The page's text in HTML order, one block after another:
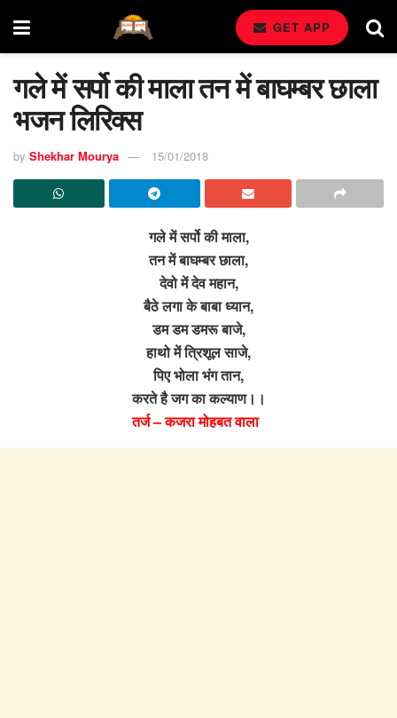
GET APP
गले में सर्पो की माला तन में बाघम्बर छाला
भजन लिरिक्स
by Shekhar Mourya 15/01/2018
गले में सर्पो की माला,
तन में बाघम्बर छाला,
देवो में देव महान,
बैठे लगा के बाबा ध्यान,
डम डम डमरू बाजे,
हाथो में त्रिशूल साजे,
पिए भोला भंग तान,
करते है जग का कल्याण।।
तर्ज – कजरा मोहबत वाला